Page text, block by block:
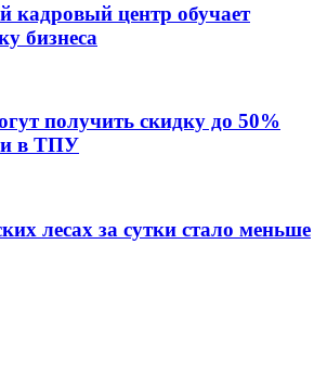
кадровый центр обучает
бизнеса
получить скидку до 50%
в ТПУ
лесах за сутки стало меньше